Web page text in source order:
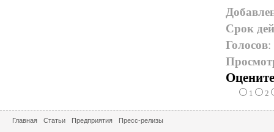
Срок
Голосов:
1 2
Главная Статьи Предприятия Пресс-релизы